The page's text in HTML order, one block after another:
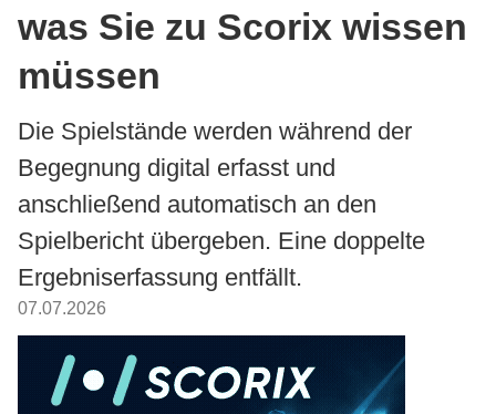
was Sie zu Scorix wissen
müssen
Die Spielstände werden während der
Begegnung digital erfasst und
anschließend automatisch an den
Spielbericht übergeben. Eine doppelte
Ergebniserfassung entfällt.
07.07.2026